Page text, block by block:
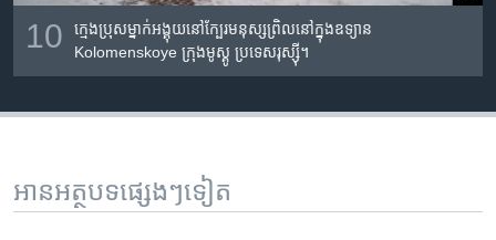
10
ក្មេង​ប្រុស​ម្នាក់​អង្គុយ​នៅ​ក្បែរ​មនុស្ស​ព្រិល​នៅ​ក្នុង​ឧទ្យាន
Kolomenskoye ក្រុង​មូស្គូ ប្រទេស​រុស្ស៊ី។
អានអត្ថបទផ្សេងៗទៀត